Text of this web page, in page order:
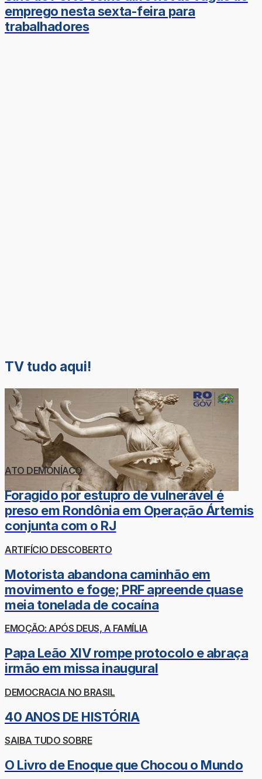
emprego nesta sexta-feira para
trabalhadores
TV tudo aqui!
ATO DEMONÍACO
Foragido por estupro de vulnerável é
preso em Rondônia em Operação Ártemis
conjunta com o RJ
ARTIFÍCIO DESCOBERTO
Motorista abandona caminhão em
movimento e foge; PRF apreende quase
meia tonelada de cocaína
EMOÇÃO: APÓS DEUS, A FAMÍLIA
Papa Leão XIV rompe protocolo e abraça
irmão em missa inaugural
DEMOCRACIA NO BRASIL
40 ANOS DE HISTÓRIA
SAIBA TUDO SOBRE
O Livro de Enoque que Chocou o Mundo